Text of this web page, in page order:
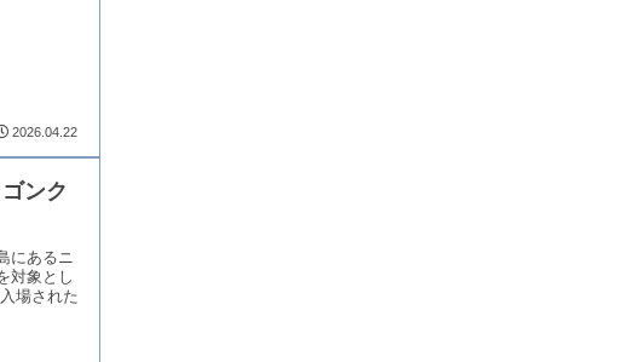
2026.04.22
ンク
にあるニ
対象とし
場された